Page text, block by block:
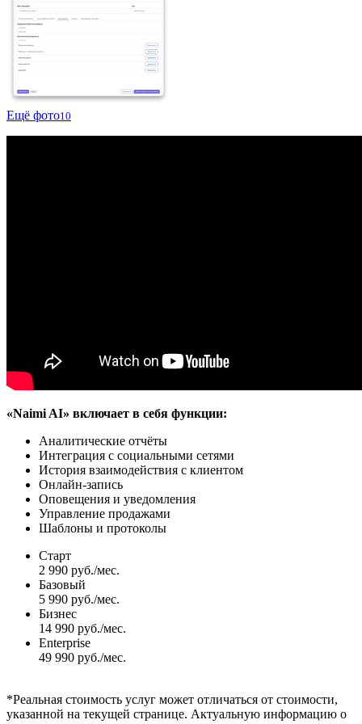
Ещё фото10
«Naimi AI» включает в себя функции:
Аналитические отчёты
Интеграция с социальными сетями
История взаимодействия с клиентом
Онлайн-запись
Оповещения и уведомления
Управление продажами
Шаблоны и протоколы
Старт
2 990 руб./мес.
Базовый
5 990 руб./мес.
Бизнес
14 990 руб./мес.
Enterprise
49 990 руб./мес.
*Реальная стоимость услуг может отличаться от стоимости,
указанной на текущей странице. Актуальную информацию о